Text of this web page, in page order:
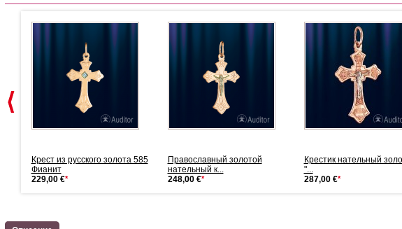
Крест из русского золота 585
Фианит
229,00 €*
Православный золотой
нательный к...
248,00 €*
Крестик нательный
"...
287,00 €*